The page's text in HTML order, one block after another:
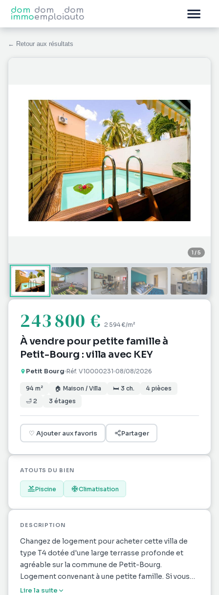
dom
immo
dom
emploi
dom
auto
← Retour aux résultats
1 /5
243 800 € 2 594 €/m²
À vendre pour petite famille à
Petit-Bourg : villa avec KEY
Petit Bourg Réf. V10000231 08/08/2026
94 m² 🏠 Maison / Villa 🛏 3 ch. 4 pièces
🛁 2 3 étages
♡ Ajouter aux favoris Partager
ATOUTS DU BIEN
Piscine Climatisation
DESCRIPTION
Changez de logement pour acheter cette villa de
type T4 dotée d'une large terrasse profonde et
agréable sur la commune de Petit-Bourg.
Logement convenant à une petite famille. Si vous
souhaitez organiser une visite de cette villa, KEY
Lire la suite